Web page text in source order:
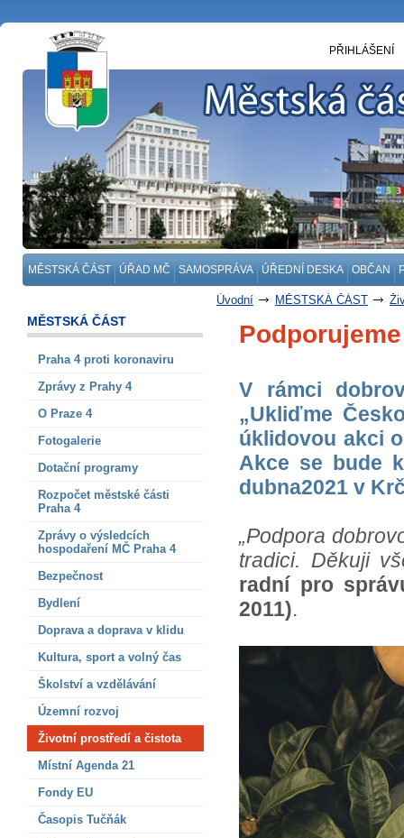
MĚSTSKÁ ČÁST ÚŘAD MČ SAMOSPRÁVA ÚŘEDNÍ DESKA OBČAN
PŘIHLÁŠENÍ
Úvodní MĚSTSKÁ ČÁST
MĚSTSKÁ ČÁST
Praha 4 proti koronaviru
Zprávy z Prahy 4
O Praze 4
Fotogalerie
Dotační programy
Rozpočet městské části
Praha 4
Zprávy o výsledcích
hospodaření MČ Praha 4
Bezpečnost
Bydlení
Doprava a doprava v klidu
Kultura, sport a volný čas
Školství a vzdělávání
Územní rozvoj
Životní prostředí a čistota
Místní Agenda 21
Fondy EU
Časopis Tučňák
V rámci
„Ukliďme
úklidovou akci
Akce se bude
dubna2021 v
„Podpora
tradici. Děkuji
radní pro
2011).